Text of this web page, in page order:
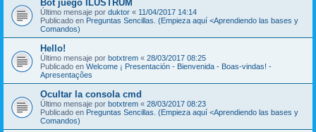
Bot juego ILUSTRUM
Último mensaje por duktor « 11/04/2017 14:14
Publicado en Preguntas Sencillas. (Empieza aquí <Aprendiendo las bases y
Comandos)
Hello!
Último mensaje por botxtrem « 28/03/2017 08:25
Publicado en Welcome ¡ Presentación - Bienvenida - Boas-vindas! -
Apresentações
Ocultar la consola cmd
Último mensaje por botxtrem « 28/03/2017 08:23
Publicado en Preguntas Sencillas. (Empieza aquí <Aprendiendo las bases y
Comandos)